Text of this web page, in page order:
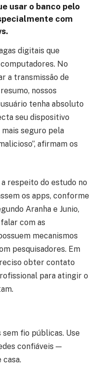
usar o banco pelo
com
digitais que
No
a transmissão de
nossos
tenha absoluto
seu dispositivo
seguro pela
afirmam os
respeito do estudo no
os apps, conforme
Aranha e Junio,
com as
mecanismos
pesquisadores. Em
obter contato
para atingir o
sem fio públicas. Use
confiáveis —